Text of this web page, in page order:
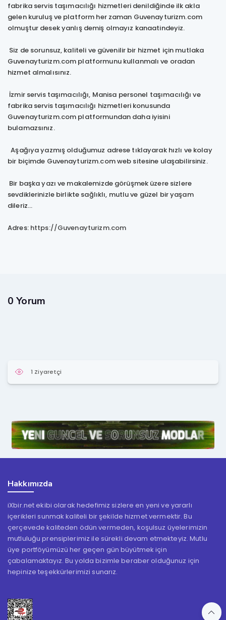
fabrika servis taşımacılığı hizmetleri denildiğinde ilk akla
gelen kuruluş ve platform her zaman Guvenayturizm.com
olmuştur desek yanlış demiş olmayız kanaatindeyiz.
Siz de sorunsuz, kaliteli ve güvenilir bir hizmet için mutlaka
Guvenayturizm.com platformunu kullanmalı ve oradan
hizmet almalısınız.
İzmir servis taşımacılığı, Manisa personel taşımacılığı ve
fabrika servis taşımacılığı hizmetleri konusunda
Guvenayturizm.com platformundan daha iyisini
bulamazsınız.
Aşağıya yazmış olduğumuz adrese tıklayarak hızlı ve kolay
bir biçimde Guvenayturizm.com web sitesine ulaşabilirsiniz.
Bir başka yazı ve makalemizde görüşmek üzere sizlere
sevdiklerinizle birlikte sağlıklı, mutlu ve güzel bir yaşam
dileriz...
Adres: https://Guvenayturizm.com
0 Yorum
1 Ziyaretçi
Hakkımızda
iXbir.net ekibi olarak hedefimiz sizlere en yeni ve yararlı
içerikleri sunmak kaliteli bir şekilde hizmet vermektir. Bu
çerçevede kaliteden ödün vermeden, koşulsuz üyelerimizin
mutluluğu prensiplerimiz ile sürekli devam etmekteyiz. Mutlu
üye portföyümüzü her geçen gün büyütmek için
çabalamaktayız. Bu yolda bizimle beraber olduğunuz için
hepinize teşekkürlerimizi sunarız.